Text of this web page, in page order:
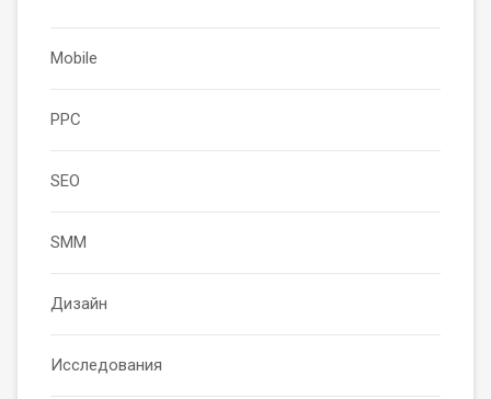
Mobile
PPC
SEO
SMM
Дизайн
Исследования